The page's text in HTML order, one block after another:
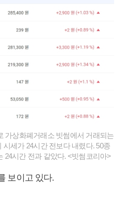
가상화폐거래소 빗썸에서 거래되는
시세가 24시간 전보다 내렸다. 50종
24시간 전과 같았다. <빗썸코리아>
보이고 있다.